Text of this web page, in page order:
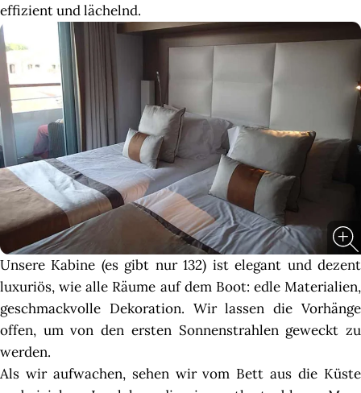
effizient und lächelnd.
Unsere Kabine (es gibt nur 132) ist elegant und dezent
luxuriös, wie alle Räume auf dem Boot: edle Materialien,
geschmackvolle Dekoration. Wir lassen die Vorhänge
offen, um von den ersten Sonnenstrahlen geweckt zu
werden.
Als wir aufwachen, sehen wir vom Bett aus die Küste